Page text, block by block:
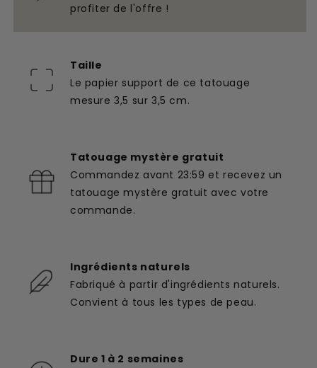
profiter de l'offre !
Taille
Le papier support de ce tatouage
mesure 3,5 sur 3,5 cm.
Tatouage mystère gratuit
Commandez avant 23:59 et recevez un
tatouage mystère gratuit avec votre
commande.
Ingrédients naturels
Fabriqué à partir d'ingrédients naturels.
Convient à tous les types de peau.
Dure 1 à 2 semaines